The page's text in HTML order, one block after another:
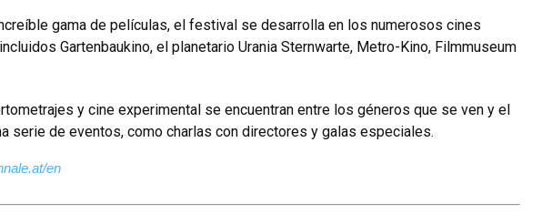
gama de películas, el festival se desarrolla en los numerosos cines
Gartenbaukino, el planetario Urania Sternwarte, Metro-Kino, Filmmuseum
y cine experimental se encuentran entre los géneros que se ven y el
serie de eventos, como charlas con directores y galas especiales.
en